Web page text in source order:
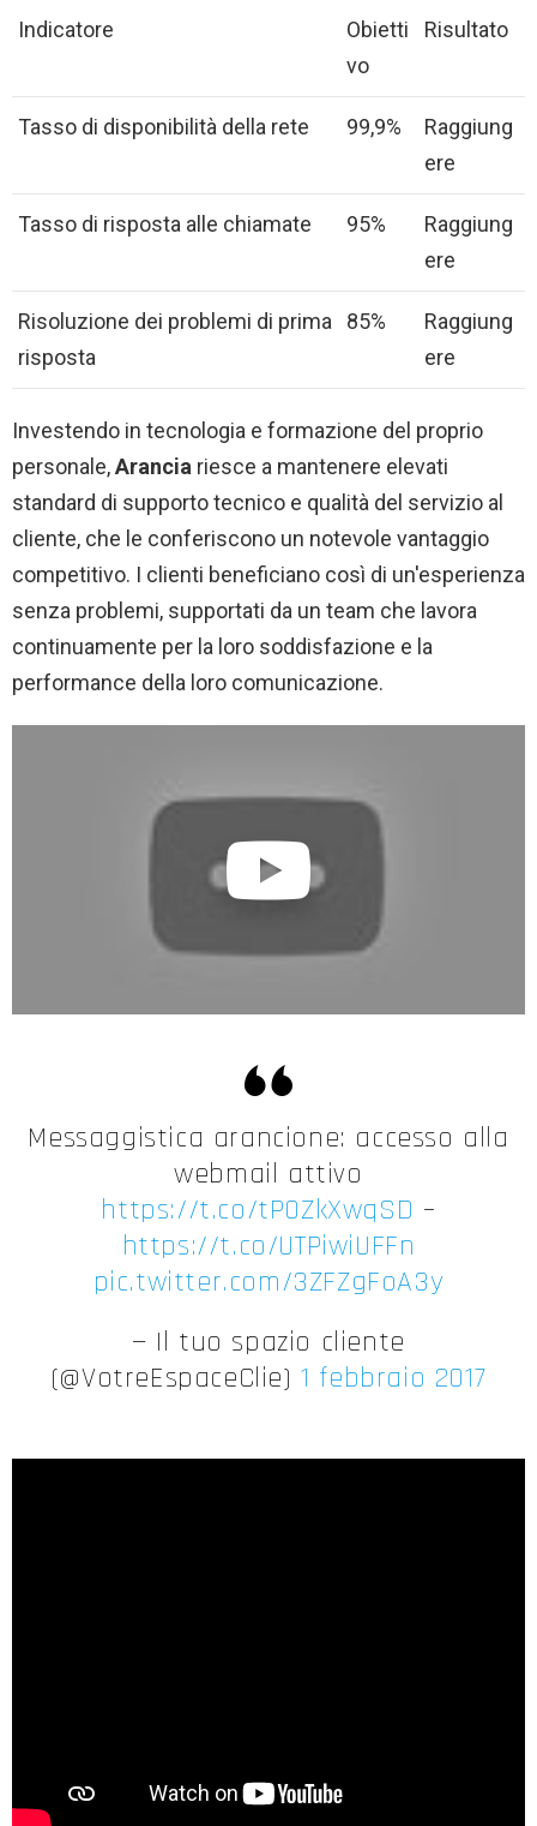
Indicatore
Obietti
vo
Risultato
Tasso di disponibilità della rete 99,9%
Raggiung
ere
Tasso di risposta alle chiamate 95%
Raggiung
ere
Risoluzione dei problemi di prima
risposta
85%
Raggiung
ere
Investendo in tecnologia e formazione del proprio
personale,Arancia riesce a mantenere elevati
standard di supporto tecnico e qualità del servizio al
cliente, che le conferiscono un notevole vantaggio
competitivo. I clienti beneficiano così di un'esperienza
senza problemi, supportati da un team che lavora
continuamente per la loro soddisfazione e la
performance della loro comunicazione.
Messaggistica arancione: accesso alla
webmail attivo
https://t.co/tP0ZkXwqSD –
https://t.co/UTPiwiUFFn
pic.twitter.com/3ZFZgFoA3y
— Il tuo spazio cliente
(@VotreEspaceClie)1 febbraio 2017